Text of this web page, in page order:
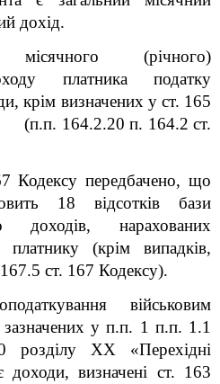
дохід.
(річного)
платника податку
крім визначених у ст. 165
164.2.20 п. 164.2 ст.
Кодексу передбачено, що
18 відсотків бази
доходів, нарахованих
платнику (крім випадків,
ст. 167 Кодексу).
військовим
у п.п. 1 п.п. 1.1
розділу XX «Перехідні
визначені ст. 163